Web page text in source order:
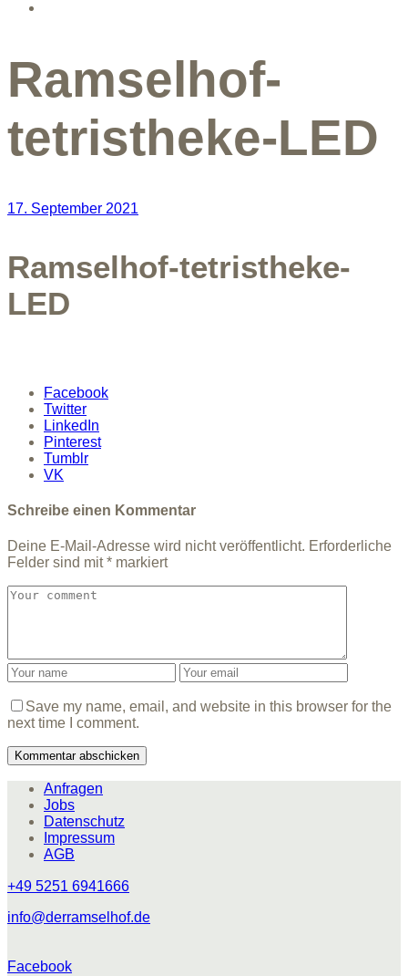
Ramselhof-
tetristheke-LED
17. September 2021
Ramselhof-tetristheke-
LED
Facebook
Twitter
LinkedIn
Pinterest
Tumblr
VK
Schreibe einen Kommentar
Deine E-Mail-Adresse wird nicht veröffentlicht. Erforderliche
Felder sind mit* markiert
Save my name, email, and website in this browser for the
next time I comment.
Anfragen
Jobs
Datenschutz
Impressum
AGB
+49 5251 6941666
info@derramselhof.de
Facebook